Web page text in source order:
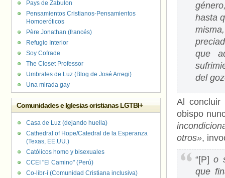
hasta
que
del
Al concluir
obispo
otros»,
“[P]o
que
Pays de Zabulon
Pensamientos Cristianos-Pensamientos
Homoeróticos
Père Jonathan (francés)
Refugio Interior
Soy Cofrade
The Closet Professor
Umbrales de Luz (Blog de José Arregi)
Una mirada gay
Comunidades e Iglesias cristianas LGTBI+
Casa de Luz (dejando huella)
Cathedral of Hope/Catedral de la Esperanza
(Texas, EE.UU.)
Católicos homo y bisexuales
CCEI "El Camino" (Perú)
Co-libr-í (Comunidad Cristiana inclusiva)